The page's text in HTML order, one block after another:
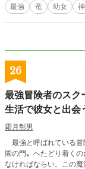
最強 竜 幼女 神
26
最強冒険者のス
生活で彼女と出会
霜月彰男
最強と呼ばれている冒
園の門〟へたどり着く
なければならい。この